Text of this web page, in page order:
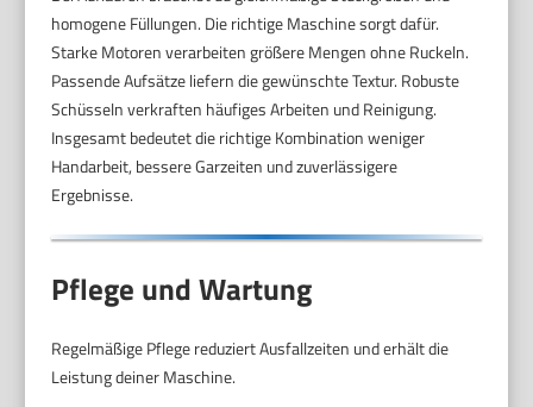
homogene Füllungen. Die richtige Maschine sorgt dafür.
Starke Motoren verarbeiten größere Mengen ohne Ruckeln.
Passende Aufsätze liefern die gewünschte Textur. Robuste
Schüsseln verkraften häufiges Arbeiten und Reinigung.
Insgesamt bedeutet die richtige Kombination weniger
Handarbeit, bessere Garzeiten und zuverlässigere
Ergebnisse.
Pflege und Wartung
Regelmäßige Pflege reduziert Ausfallzeiten und erhält die
Leistung deiner Maschine.